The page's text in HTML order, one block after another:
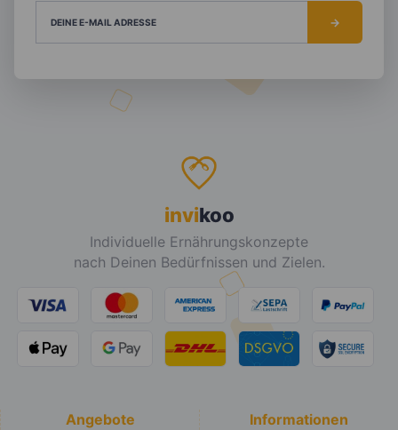
DEINE E-MAIL ADRESSE
invikoo
Individuelle Ernährungskonzepte
nach Deinen Bedürfnissen und Zielen.
Angebote
Informationen